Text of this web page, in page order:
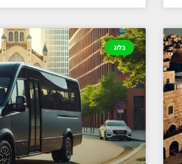
בלוג